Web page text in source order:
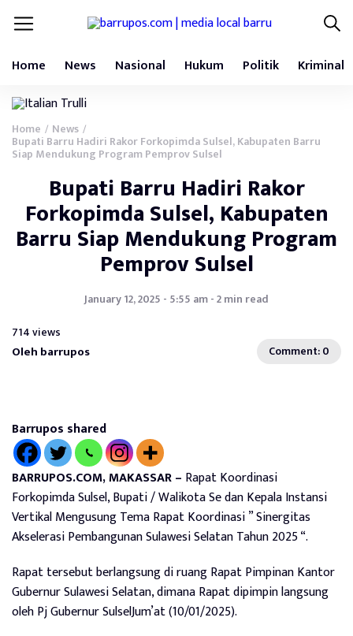
Home News Nasional Hukum Politik Kriminal
Home / News /
Bupati Barru Hadiri Rakor Forkopimda Sulsel, Kabupaten Barru
Siap Mendukung Program Pemprov Sulsel
Bupati Barru Hadiri Rakor
Forkopimda Sulsel, Kabupaten
Barru Siap Mendukung Program
Pemprov Sulsel
January 12, 2025 - 5:55 am - 2 min read
714 views
Oleh barrupos Comment: 0
Barrupos shared
BARRUPOS.COM, MAKASSAR – Rapat Koordinasi
Forkopimda Sulsel, Bupati / Walikota Se dan Kepala Instansi
Vertikal Mengusung Tema Rapat Koordinasi ” Sinergitas
Akselerasi Pembangunan Sulawesi Selatan Tahun 2025 “.
Rapat tersebut berlangsung di ruang Rapat Pimpinan Kantor
Gubernur Sulawesi Selatan, dimana Rapat dipimpin langsung
oleh Pj Gubernur SulselJum’at (10/01/2025).